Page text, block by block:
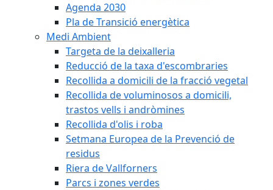
Agenda 2030
Pla de Transició energètica
Medi Ambient
Targeta de la deixalleria
Reducció de la taxa d'escombraries
Recollida a domicili de la fracció vegetal
Recollida de voluminosos a domicili,
trastos vells i andròmines
Recollida d'olis i roba
Setmana Europea de la Prevenció de
residus
Riera de Vallforners
Parcs i zones verdes